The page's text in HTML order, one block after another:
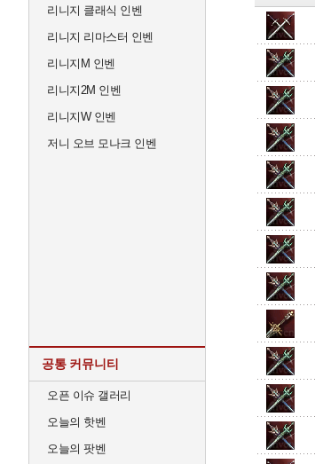
리니지 클래식 인벤
리니지 리마스터 인벤
리니지M 인벤
리니지2M 인벤
리니지W 인벤
저니 오브 모나크 인벤
공통 커뮤니티
오픈 이슈 갤러리
오늘의 핫벤
오늘의 팟벤